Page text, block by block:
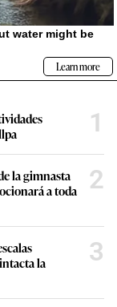
1
la gimnasta
a toda
2
la
3